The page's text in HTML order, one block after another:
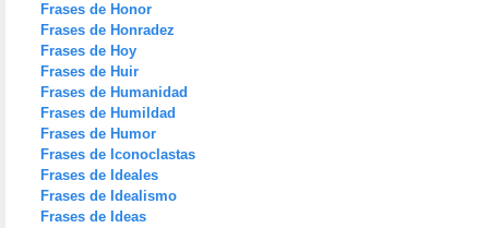
Frases de Honor
Frases de Honradez
Frases de Hoy
Frases de Huir
Frases de Humanidad
Frases de Humildad
Frases de Humor
Frases de Iconoclastas
Frases de Ideales
Frases de Idealismo
Frases de Ideas